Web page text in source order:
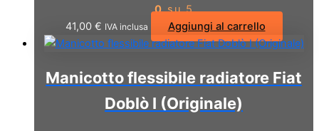
0su 5
41,00 € IVA inclusa Aggiungi al carrello
Manicotto flessibile radiatore Fiat
Doblò I (Originale)